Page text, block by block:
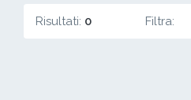
Risultati: 0 Filtra: